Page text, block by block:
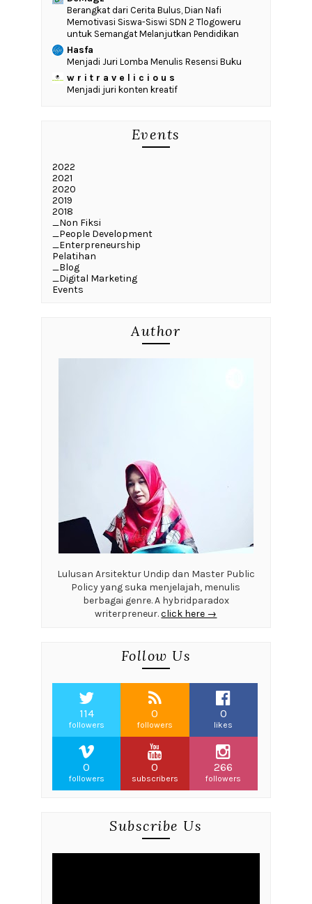
‎Berangkat dari Cerita Bulus, Dian Nafi
Memotivasi Siswa-Siswi SDN 2 Tlogoweru
untuk Semangat Melanjutkan Pendidikan
Hasfa
Menjadi Juri Lomba Menulis Resensi Buku
w r i t r a v e l i c i o u s
Menjadi juri konten kreatif
Events
2022
2021
2020
2019
2018
_Non Fiksi
_People Development
_Enterpreneurship
Pelatihan
_Blog
_Digital Marketing
Events
Author
Lulusan Arsitektur Undip dan Master Public
Policy yang suka menjelajah, menulis
berbagai genre. A hybridparadox
writerpreneur.click here →
Follow Us
114
followers
0
followers
0
likes
0
followers
0
subscribers
266
followers
Subscribe Us